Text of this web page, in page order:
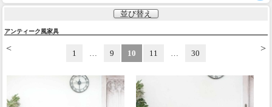
並び替え
アンティーク風家具
< >
1 9 10 11 30